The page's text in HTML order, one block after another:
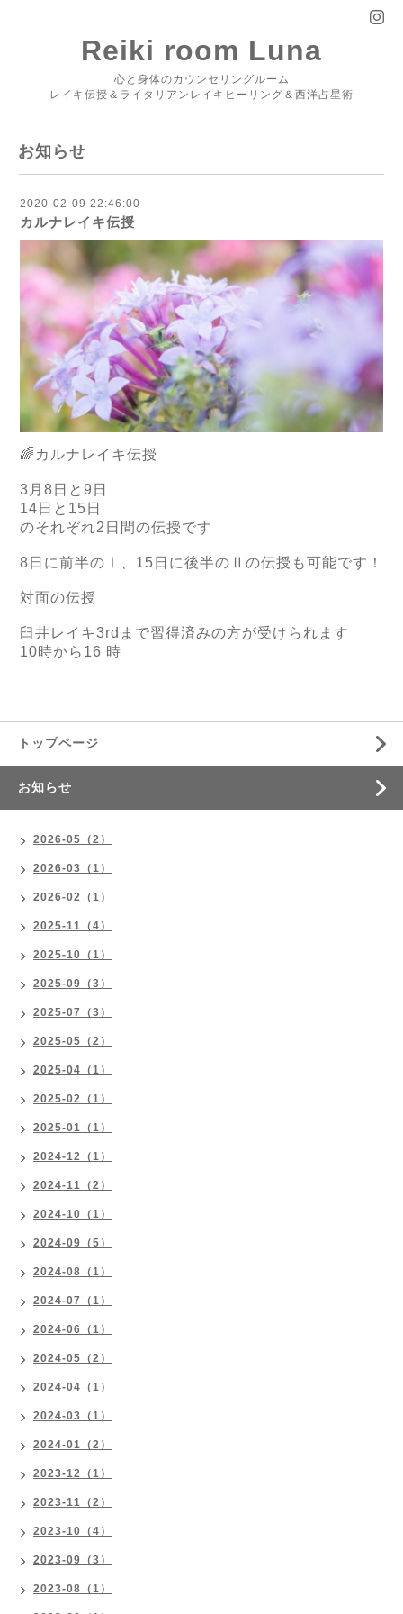
Reiki room Luna
心と身体のカウンセリングルーム
レイキ伝授＆ライタリアンレイキヒーリング＆西洋占星術
お知らせ
2020-02-09 22:46:00
カルナレイキ伝授
🌈 カルナレイキ伝授
3 月 8 日と9日
14日と15 日
のそれぞれ2 日間の伝授です
8 日に前半のⅠ、 15 日に後半のⅡの伝授も可能です！
対面の伝授
臼井レイキ3rd まで習得済みの方が受けられます
10時から 16 時
トップページ
お知らせ
2026-05（2）
2026-03（1）
2026-02（1）
2025-11（4）
2025-10（1）
2025-09（3）
2025-07（3）
2025-05（2）
2025-04（1）
2025-02（1）
2025-01（1）
2024-12（1）
2024-11（2）
2024-10（1）
2024-09（5）
2024-08（1）
2024-07（1）
2024-06（1）
2024-05（2）
2024-04（1）
2024-03（1）
2024-01（2）
2023-12（1）
2023-11（2）
2023-10（4）
2023-09（3）
2023-08（1）